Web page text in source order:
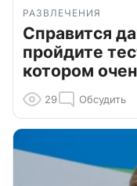
РАЗВЛЕЧЕНИЯ
Справится
пройдите
котором
29 Обсудить